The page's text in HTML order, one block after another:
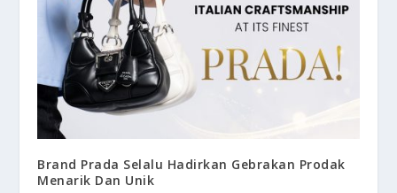
Brand Prada Selalu Hadirkan Gebrakan Prodak
Menarik Dan Unik